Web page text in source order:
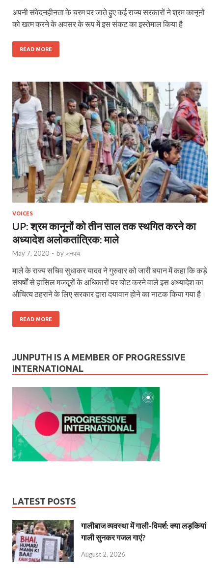
अपनी संवेदनहीनता के चरम पर जाते हुए कई राज्य सरकारों ने श्रम कानूनों
को खत्म करने के अवसर के रूप में इस संकट का इस्तेमाल किया है
READ MORE
VOICES
UP: श्रम कानूनों को तीन साल तक स्थगित करने का
अध्यादेश अलोकतांत्रिक: माले
May 7, 2020 - byजनपथ
माले के राज्य सचिव सुधाकर यादव ने गुरुवार को जारी बयान में कहा कि कड़े
संघर्षों से हासिल मजदूरों के अधिकारों पर चोट करने वाले इस अध्यादेश का
औचित्य ठहराने के लिए सरकार द्वारा दयावान होने का नाटक किया गया है।
READ MORE
JUNPUTH IS A MEMBER OF PROGRESSIVE
INTERNATIONAL
LATEST POSTS
गालीबाज व्‍यवस्‍था में गाली-विमर्श: क्या लड़कियां
गाली सुनकर गजल गाएं?
August 2, 2026